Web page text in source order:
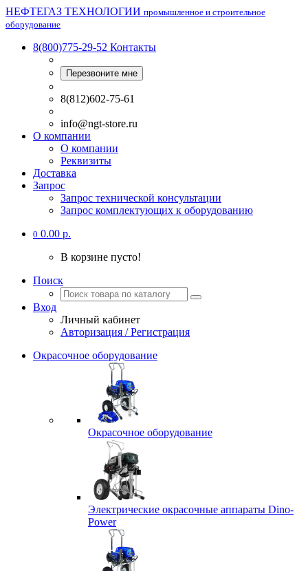
НЕФТЕГАЗ ТЕХНОЛОГИИ промышленное и строительное
оборудование
8(800)775-29-52 Контакты
Перезвоните мне
8(812)602-75-61
info@ngt-store.ru
О компании
О компании
Реквизиты
Доставка
Запрос
Запрос технической консультации
Запрос комплектующих к оборудованию
0 0.00 р.
В корзине пусто!
Поиск
Вход
Личный кабинет
Авторизация / Регистрация
Окрасочное оборудование
Окрасочное оборудование
Электрические окрасочные аппараты Dino-
Power